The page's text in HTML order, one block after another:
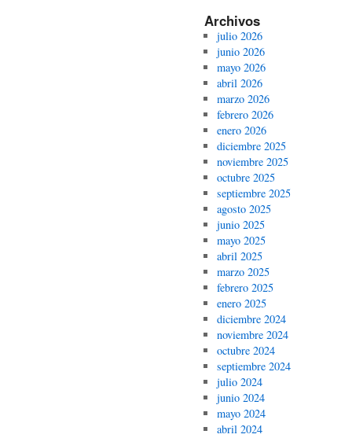
Archivos
julio 2026
junio 2026
mayo 2026
abril 2026
marzo 2026
febrero 2026
enero 2026
diciembre 2025
noviembre 2025
octubre 2025
septiembre 2025
agosto 2025
junio 2025
mayo 2025
abril 2025
marzo 2025
febrero 2025
enero 2025
diciembre 2024
noviembre 2024
octubre 2024
septiembre 2024
julio 2024
junio 2024
mayo 2024
abril 2024